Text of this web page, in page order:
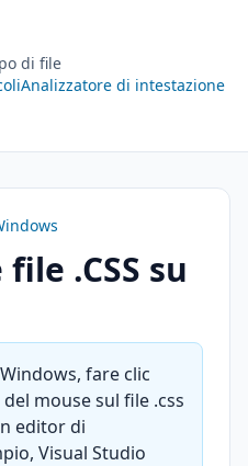
di file
Analizzatore di intestazione
.CSS su
fare clic
mouse sul file .css
editor di
Visual Studio